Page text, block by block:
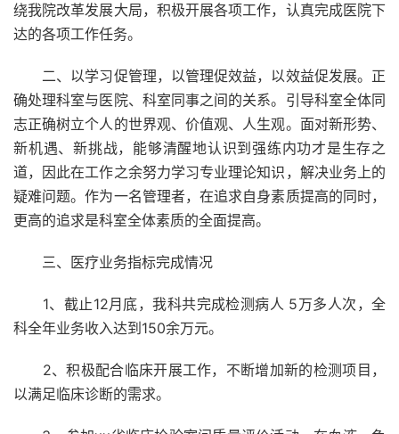
绕我院改革发展大局，积极开展各项工作，认真完成医院下
达的各项工作任务。
二、以学习促管理，以管理促效益，以效益促发展。正
确处理科室与医院、科室同事之间的关系。引导科室全体同
志正确树立个人的世界观、价值观、人生观。面对新形势、
新机遇、新挑战，能够清醒地认识到强练内功才是生存之
道，因此在工作之余努力学习专业理论知识，解决业务上的
疑难问题。作为一名管理者，在追求自身素质提高的同时，
更高的追求是科室全体素质的全面提高。
三、医疗业务指标完成情况
1、截止12月底，我科共完成检测病人 5万多人次，全
科全年业务收入达到150余万元。
2、积极配合临床开展工作，不断增加新的检测项目，
以满足临床诊断的需求。